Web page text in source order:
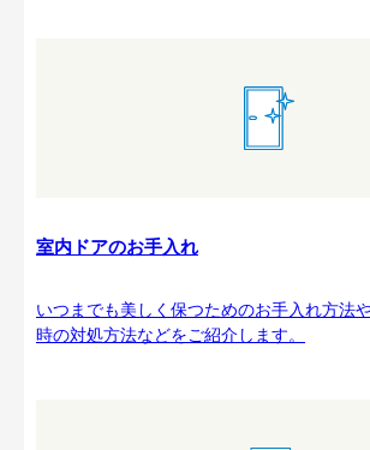
室内ドアのお手入れ
いつまでも美しく保つためのお手入れ方法
時の対処方法などをご紹介します。